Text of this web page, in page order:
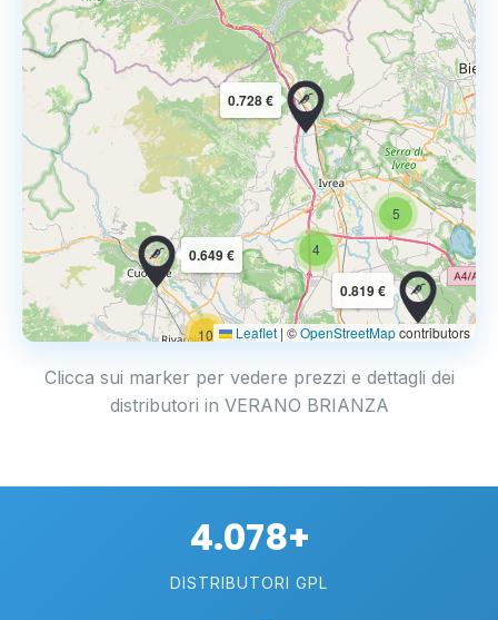
10
4
5
0.819 €
0.649 €
0.728 €
Leaflet | ©OpenStreetMapcontributors
Clicca sui marker per vedere prezzi e dettagli dei
distributori in VERANO BRIANZA
4.078+
DISTRIBUTORI GPL